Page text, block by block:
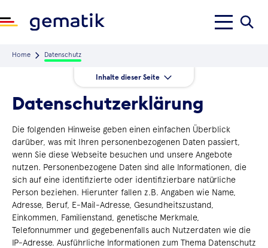
Home Datenschutz
Verantwortlicher
Datenschutzbeauftragter
Aufruf und Nutzung
Verwendung von Cookies
Einstellungen anpassen
Usercentrics
Kontaktformular/ E-Mail
#mitmachen
Inhalte dieser Seite
Datenschutzerklärung
Die folgenden Hinweise geben einen einfachen Überblick
darüber, was mit Ihren personenbezogenen Daten passiert,
wenn Sie diese Webseite besuchen und unsere Angebote
nutzen. Personenbezogene Daten sind alle Informationen, die
sich auf eine identifizierte oder identifizierbare natürliche
Person beziehen. Hierunter fallen z.B. Angaben wie Name,
Adresse, Beruf, E-Mail-Adresse, Gesundheitszustand,
Einkommen, Familienstand, genetische Merkmale,
Telefonnummer und gegebenenfalls auch Nutzerdaten wie die
IP-Adresse. Ausführliche Informationen zum Thema Datenschutz